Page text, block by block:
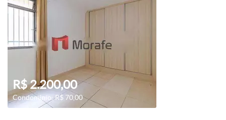
R$ 2.200,00
Condomínio: R$ 70,00